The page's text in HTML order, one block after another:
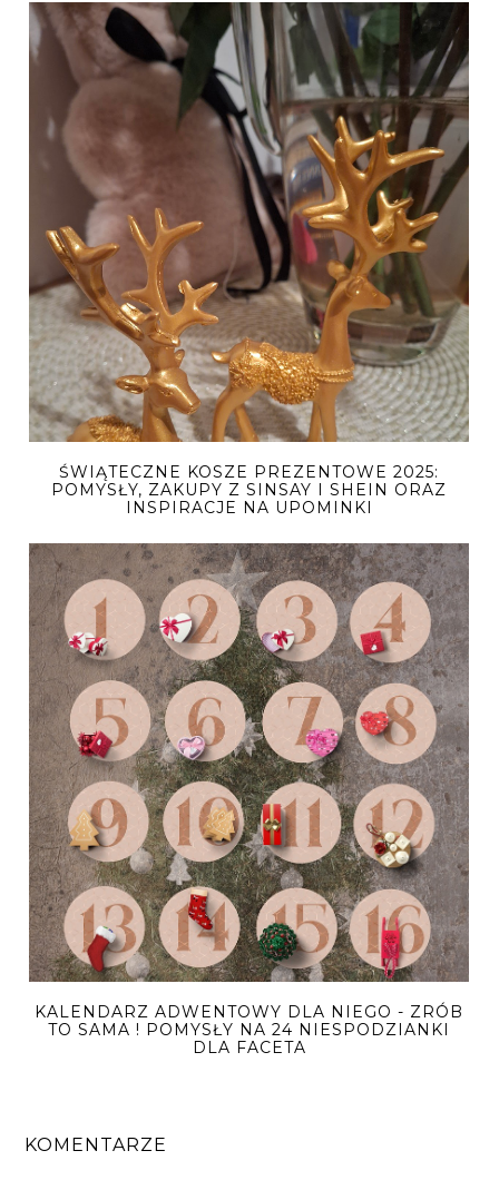
ŚWIĄTECZNE KOSZE PREZENTOWE 2025:
POMYSŁY, ZAKUPY Z SINSAY I SHEIN ORAZ
INSPIRACJE NA UPOMINKI
KALENDARZ ADWENTOWY DLA NIEGO - ZRÓB
TO SAMA ! POMYSŁY NA 24 NIESPODZIANKI
DLA FACETA
KOMENTARZE